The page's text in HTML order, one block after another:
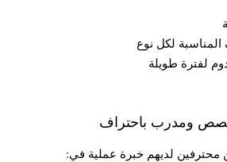
المناسبة لكل نوع
لفترة طويلة
ومدرب باحتراف
محترفين لديهم خبرة عملية في: